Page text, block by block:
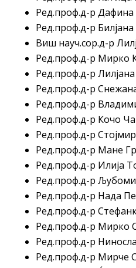
Ред.проф.д-р Дафина
Ред.проф.д-р
Виш науч.сор.д-р
Ред.проф.д-р Мирко
Ред.проф.д-р
Ред.проф.д-р
Ред.проф.д-р
Ред.проф.д-р Кочо
Ред.проф.д-р
Ред.проф.д-р Мане
Ред.проф.д-р Илија
Ред.проф.д-р
Ред.проф.д-р Нада
Ред.проф.д-р
Ред.проф.д-р Мирко
Ред.проф.д-р
Ред.проф.д-р Мирче